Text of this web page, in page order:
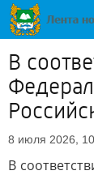
В
8 июля 2026,
В